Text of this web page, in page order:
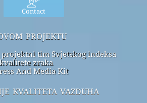
Contact
projektu
tim Svjetskog indeksa
kvalitete zraka
And Media Kit
kvaliteta vazduha